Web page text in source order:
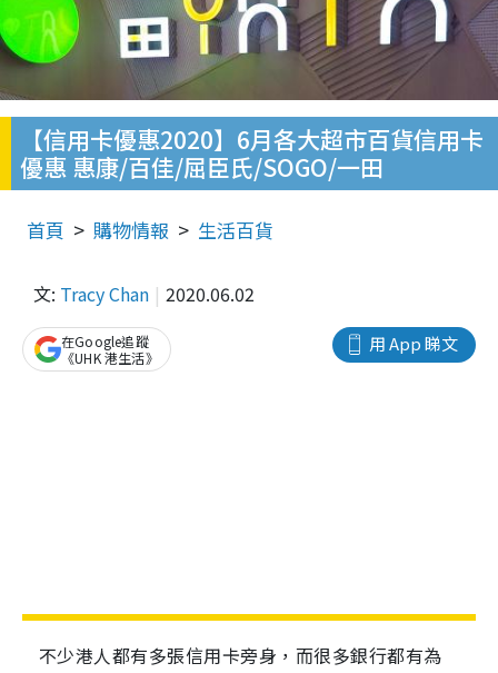
【信用卡優惠2020】6月各大超市百貨信用卡
優惠 惠康/百佳/屈臣氏/SOGO/一田
首頁 購物情報 生活百貨
文: Tracy Chan 2020.06.02
用 App 睇文
在Google追蹤
《UHK 港生活》
不少港人都有多張信用卡旁身，而很多銀行都有為